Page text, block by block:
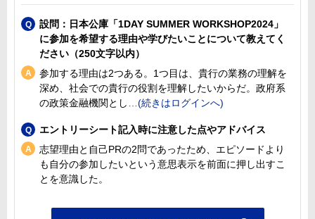
設問：日本公庫「1DAY SUMMER WORKSHOP2024」
に参加を希望する理由や学びたいことについて教えてく
ださい（250文字以内）
参加する理由は2つある。1つ目は、貴行の業務の理解を
深め、社会での貴行の役割を理解したいからだ。政府系
の政策金融機関とし
エントリーシート記入時に注意した点やアドバイス
志望理由と自己PRの2問であったため、エピソードより
も自分の参加したいという意思表示を前面に押し出すこ
とを意識した。